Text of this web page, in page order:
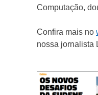
Computação,
Confira mais no
nossa jornalista